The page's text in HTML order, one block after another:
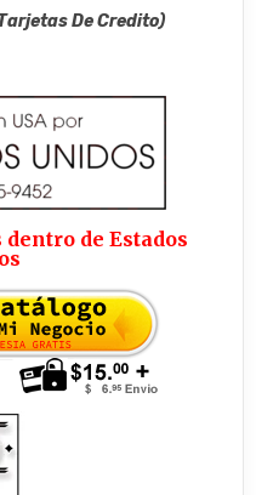
De Credito)
de Estados